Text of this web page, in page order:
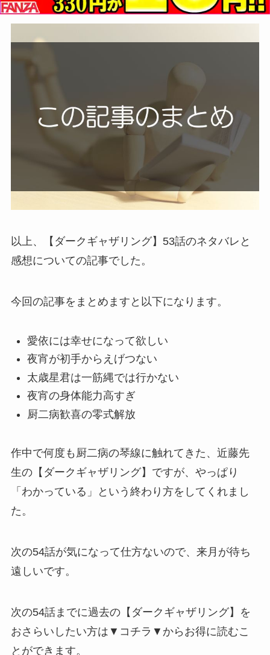
以上、【ダークギャザリング】53話のネタバレと
感想についての記事でした。
今回の記事をまとめますと以下になります。
愛依には幸せになって欲しい
夜宵が初手からえげつない
太歳星君は一筋縄では行かない
夜宵の身体能力高すぎ
厨二病歓喜の零式解放
作中で何度も厨二病の琴線に触れてきた、近藤先
生の【ダークギャザリング】ですが、やっぱり
「わかっている」という終わり方をしてくれまし
た。
次の54話が気になって仕方ないので、来月が待ち
遠しいです。
次の54話までに過去の【ダークギャザリング】を
おさらいしたい方は▼コチラ▼からお得に読むこ
とができます。